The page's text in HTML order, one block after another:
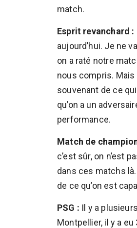
match.
Esprit revanchard :
aujourd’hui. Je ne
on a raté notre
nous compris.
souvenant de ce
qu’on a un
performance.
Match de
c’est sûr, on n’est
dans ces matchs
de ce qu’on est
PSG : Il y a
Montpellier, il y a